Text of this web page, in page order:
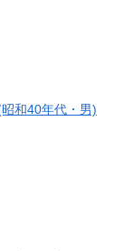
和40年代・男)